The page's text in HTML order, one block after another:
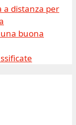
a distanza per
buona